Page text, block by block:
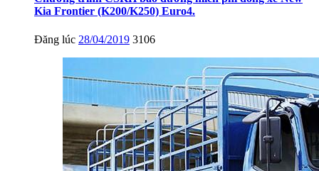
Kia Frontier (K200/K250) Euro4.
Đăng lúc 28/04/2019 3106